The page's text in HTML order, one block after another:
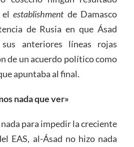
elestablishmentde Damasco
de Rusia en que Ásad
anteriores líneas rojas
de un acuerdo político como
apuntaba al final.
nada que ver»
para impedir la creciente
EAS, al-Ásad no hizo nada